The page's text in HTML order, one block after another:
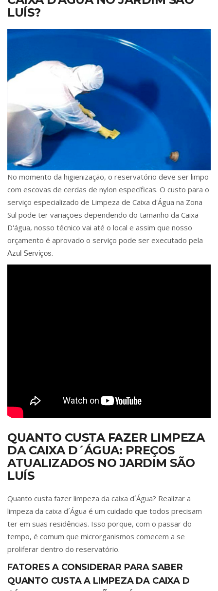
LUÍS?
No momento da higienização, o reservatório deve ser limpo
com escovas de cerdas de nylon específicas. O custo para o
serviço especializado de Limpeza de Caixa d'Água na Zona
Sul pode ter variações dependendo do tamanho da Caixa
D'água, nosso técnico vai até o local e assim que nosso
orçamento é aprovado o serviço pode ser executado pela
Azul Serviços.
QUANTO CUSTA FAZER LIMPEZA
DA CAIXA D´ÁGUA: PREÇOS
ATUALIZADOS NO JARDIM SÃO
LUÍS
Quanto custa fazer limpeza da caixa d´Água? Realizar a
limpeza da caixa d´Água é um cuidado que todos precisam
ter em suas residências. Isso porque, com o passar do
tempo, é comum que microrganismos comecem a se
proliferar dentro do reservatório.
FATORES A CONSIDERAR PARA SABER
QUANTO CUSTA A LIMPEZA DA CAIXA D